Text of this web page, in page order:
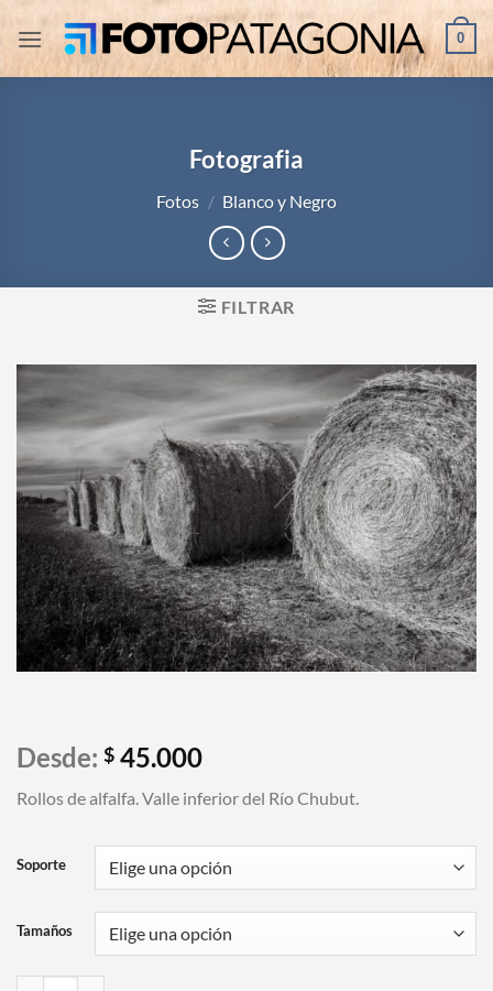
contenido
0
Fotografia
Fotos / Blanco y Negro
FILTRAR
Desde: $ 45.000
Rollos de alfalfa. Valle inferior del Río Chubut.
Soporte
Tamaños